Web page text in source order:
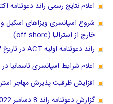
اعلام نتایج رسمی راند دعوتنامه اکتبر
شروع اسپانسری ویزاهای اسکیل
خارج از استرالیا (off shore)
راند دعوتنامه اولیه ACT در تاریخ 17 ژانویه برگزار شد
اعلام شرایط اسپانسری تاسمانیا در سال
افزایش ظرفیت پذیرش مهاجر استرالیا
گزارش دعوتنامه راند 8 دسامبر 2022